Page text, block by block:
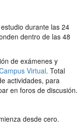
durante las 24
dentro de las 48
de exámenes y
Virtual. Total
actividades, para
en foros de discusión.
desde cero.